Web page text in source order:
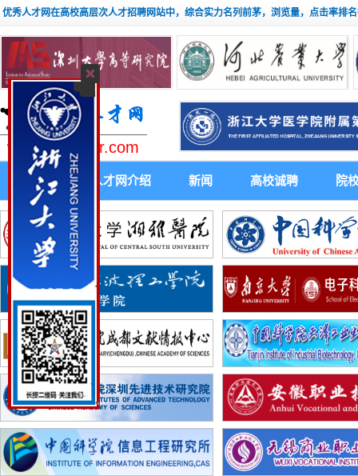
优秀人才网在高校高层次人才招聘网站中，综合实力名列前茅，浏览量，点击率排
www.youxiuhr.com
首 页 人才网介绍 新闻 高校诚聘 院